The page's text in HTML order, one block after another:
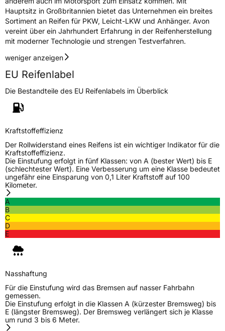
EisgripNein
EPREL ID551552
Herstellerkontakt
APLUS, Qingdao China,
miranda@haohuature.com
Verantwortliche
in der EU
corrado bergagna,
Hauptsitz in Großbritannien bietet das Unternehmen ein breites
Sortiment an Reifen für PKW, Leicht-LKW und Anhänger. Avon
vereint über ein Jahrhundert Erfahrung in der Reifenherstellung
mit moderner Technologie und strengen Testverfahren.
weniger anzeigen
EU Reifenlabel
Die Bestandteile des EU Reifenlabels im Überblick
Kraftstoffeffizienz
Der Rollwiderstand eines Reifens ist ein wichtiger Indikator für die
Kraftstoffeffizienz.
Die Einstufung erfolgt in fünf Klassen: von A (bester Wert) bis E
(schlechtester Wert). Eine Verbesserung um eine Klasse bedeutet
ungefähr eine Einsparung von 0,1 Liter Kraftstoff auf 100
Kilometer.
A
B
C
D
E
Nasshaftung
Für die Einstufung wird das Bremsen auf nasser Fahrbahn
gemessen.
Die Einstufung erfolgt in die Klassen A (kürzester Bremsweg) bis
E (längster Bremsweg). Der Bremsweg verlängert sich je Klasse
um rund 3 bis 6 Meter.